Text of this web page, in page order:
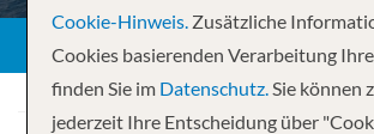
Cookie-Hinweis. Zusätzliche
Cookies basierenden Verarbeitung
finden Sie im Datenschutz.Sie können
jederzeit Ihre Entscheidung über